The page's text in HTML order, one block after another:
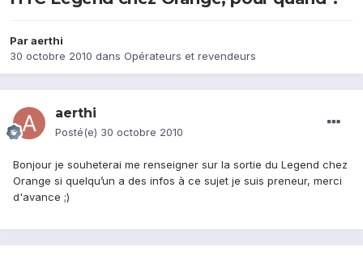
Paraerthi
30 octobre 2010 dans Opérateurs et revendeurs
aerthi
Posté(e) 30 octobre 2010
Bonjour je souheterai me renseigner sur la sortie du Legend chez
Orange si quelqu’un a des infos à ce sujet je suis preneur, merci
d'avance ;)